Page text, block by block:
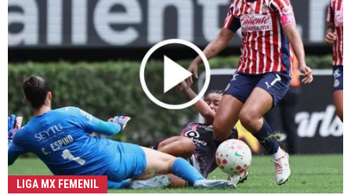
LIGA MX FEMENIL